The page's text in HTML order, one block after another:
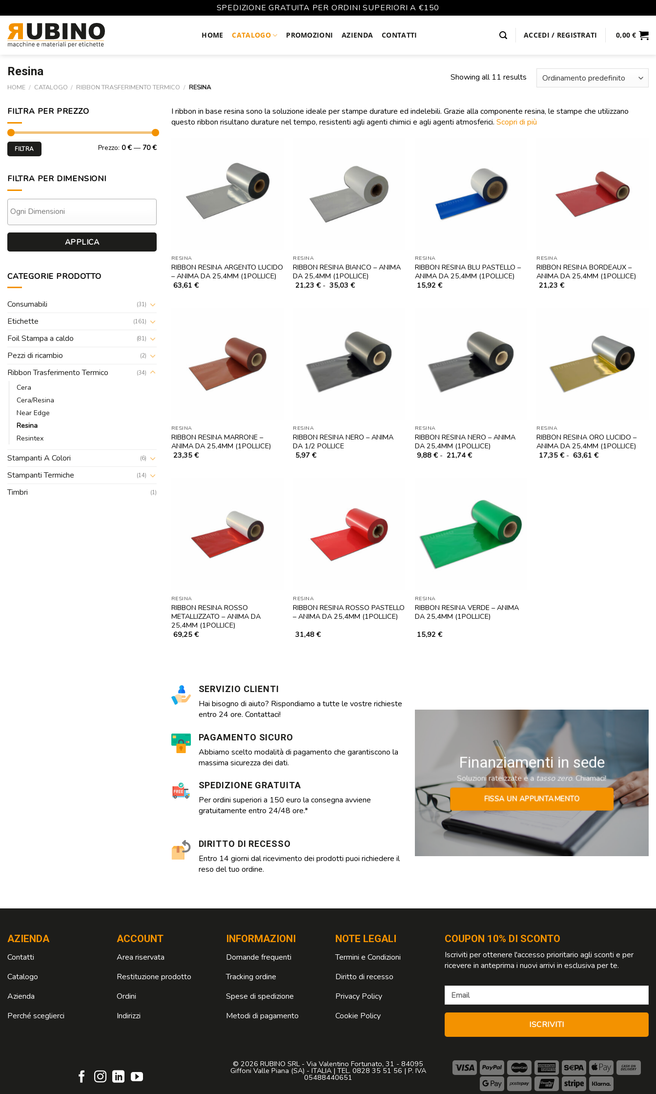
SPEDIZIONE GRATUITA PER ORDINI SUPERIORI A €150
Skip
content
HOME CATALOGO PROMOZIONI AZIENDA CONTATTI ACCEDI / REGISTRATI 0,00€
Resina
HOME / CATALOGO / RIBBON TRASFERIMENTO TERMICO / RESINA
Showing all 11 results
FILTRA PER PREZZO
Prezzo
Min
Prezzo
MaxFILTRA Prezzo: 0 € — 70 €
FILTRA PER DIMENSIONI
APPLICA
CATEGORIE PRODOTTO
Consumabili (31)
Etichette (161)
Foil Stampa a caldo (81)
Pezzi di ricambio (2)
Ribbon Trasferimento Termico (34)
Cera
Cera/Resina
Near Edge
Resina
Resintex
Stampanti A Colori (6)
Stampanti Termiche (14)
Timbri (1)
I ribbon in base resina sono la soluzione ideale per stampe durature ed indelebili. Grazie alla componente resina, le stampe che utilizzano
questo ribbon risultano durature nel tempo, resistenti agli agenti chimici e agli agenti atmosferici. Scopri di più
RESINA
RIBBON RESINA ARGENTO LUCIDO
– ANIMA DA 25,4MM (1POLLICE)
63,61€
RESINA
RIBBON RESINA BIANCO – ANIMA
DA 25,4MM (1POLLICE)
21,23 € - 35,03 €Fascia
RESINA
RIBBON RESINA BLU PASTELLO –
ANIMA DA 25,4MM (1POLLICE)
15,92€
RESINA
RIBBON RESINA BORDEAUX –
ANIMA DA 25,4MM (1POLLICE)
21,23 €
RESINA
RIBBON RESINA MARRONE –
ANIMA DA 25,4MM (1POLLICE)
23,35€
RESINA
RIBBON RESINA NERO – ANIMA
DA 1/2 POLLICE
5,97 €
RESINA
RIBBON RESINA NERO – ANIMA
DA 25,4MM (1POLLICE)
9,88€ - 21,74€Fascia
RESINA
RIBBON RESINA ORO LUCIDO –
ANIMA DA 25,4MM (1POLLICE)
17,35 € - 63,61 €Fascia
RESINA
RIBBON RESINA ROSSO
METALLIZZATO – ANIMA DA
25,4MM (1POLLICE)
69,25€
RESINA
RIBBON RESINA ROSSO PASTELLO
– ANIMA DA 25,4MM (1POLLICE)
31,48 €
RESINA
RIBBON RESINA VERDE – ANIMA
DA 25,4MM (1POLLICE)
15,92€
SERVIZIO CLIENTI
Hai bisogno di aiuto? Rispondiamo a tutte le vostre richieste
entro 24 ore. Contattaci!
PAGAMENTO SICURO
Abbiamo scelto modalità di pagamento che garantiscono la
massima sicurezza dei dati.
SPEDIZIONE GRATUITA
Per ordini superiori a 150 euro la consegna avviene
gratuitamente entro 24/48 ore.*
DIRITTO DI RECESSO
Entro 14 giorni dal ricevimento dei prodotti puoi richiedere il
reso del tuo ordine.
Finanziamenti in sede
Soluzioni rateizzate e a tasso zero. Chiamaci!
FISSA UN APPUNTAMENTO
AZIENDA
Contatti
Catalogo
Azienda
Perché sceglierci
ACCOUNT
Area riservata
Restituzione prodotto
Ordini
Indirizzi
INFORMAZIONI
Domande frequenti
Tracking ordine
Spese di spedizione
Metodi di pagamento
NOTE LEGALI
Termini e Condizioni
Diritto di recesso
Privacy Policy
Cookie Policy
COUPON 10% DI SCONTO
Iscriviti per ottenere l'accesso prioritario agli sconti e per
ricevere in anteprima i nuovi arrivi in esclusiva per te.
© 2026 RUBINO SRL - Via Valentino Fortunato, 31 - 84095
Giffoni Valle Piana (SA) - ITALIA | TEL. 0828 35 51 56 | P. IVA
05488440651